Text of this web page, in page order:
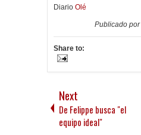
Diario Olé
Publicado por
Share to:
Next
De Felippe busca "el
equipo ideal"